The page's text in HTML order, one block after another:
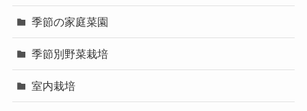
季節の家庭菜園
季節別野菜栽培
室内栽培